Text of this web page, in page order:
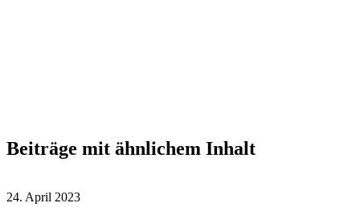
Beiträge mit ähnlichem Inhalt
24. April 2023